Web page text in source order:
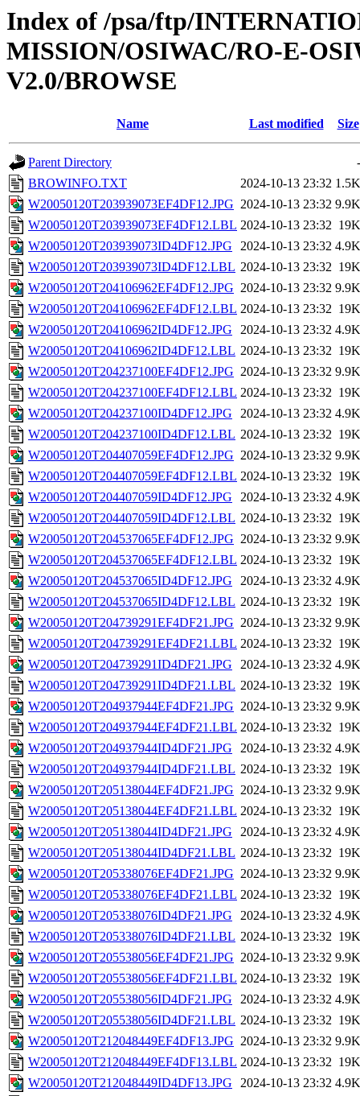
Index of /psa/ftp/
MISSION/OSIWAC/RO-E-
V2.0/BROWSE
Name Last modified Size
Parent Directory
-
BROWINFO.TXT
2024-10-13 23:32 1.5K
W20050120T203939073EF4DF12.JPG 2024-10-13 23:32 9.9K
W20050120T203939073EF4DF12.LBL 2024-10-13 23:32 19K
W20050120T203939073ID4DF12.JPG
2024-10-13 23:32 4.9K
W20050120T203939073ID4DF12.LBL 2024-10-13 23:32 19K
W20050120T204106962EF4DF12.JPG 2024-10-13 23:32 9.9K
W20050120T204106962EF4DF12.LBL 2024-10-13 23:32 19K
W20050120T204106962ID4DF12.JPG
2024-10-13 23:32 4.9K
W20050120T204106962ID4DF12.LBL 2024-10-13 23:32 19K
W20050120T204237100EF4DF12.JPG 2024-10-13 23:32 9.9K
W20050120T204237100EF4DF12.LBL 2024-10-13 23:32 19K
W20050120T204237100ID4DF12.JPG
2024-10-13 23:32 4.9K
W20050120T204237100ID4DF12.LBL 2024-10-13 23:32 19K
W20050120T204407059EF4DF12.JPG 2024-10-13 23:32 9.9K
W20050120T204407059EF4DF12.LBL 2024-10-13 23:32 19K
W20050120T204407059ID4DF12.JPG
2024-10-13 23:32 4.9K
W20050120T204407059ID4DF12.LBL 2024-10-13 23:32 19K
W20050120T204537065EF4DF12.JPG 2024-10-13 23:32 9.9K
W20050120T204537065EF4DF12.LBL 2024-10-13 23:32 19K
W20050120T204537065ID4DF12.JPG
2024-10-13 23:32 4.9K
W20050120T204537065ID4DF12.LBL 2024-10-13 23:32 19K
W20050120T204739291EF4DF21.JPG 2024-10-13 23:32 9.9K
W20050120T204739291EF4DF21.LBL 2024-10-13 23:32 19K
W20050120T204739291ID4DF21.JPG
2024-10-13 23:32 4.9K
W20050120T204739291ID4DF21.LBL 2024-10-13 23:32 19K
W20050120T204937944EF4DF21.JPG 2024-10-13 23:32 9.9K
W20050120T204937944EF4DF21.LBL 2024-10-13 23:32 19K
W20050120T204937944ID4DF21.JPG
2024-10-13 23:32 4.9K
W20050120T204937944ID4DF21.LBL 2024-10-13 23:32 19K
W20050120T205138044EF4DF21.JPG 2024-10-13 23:32 9.9K
W20050120T205138044EF4DF21.LBL 2024-10-13 23:32 19K
W20050120T205138044ID4DF21.JPG
2024-10-13 23:32 4.9K
W20050120T205138044ID4DF21.LBL 2024-10-13 23:32 19K
W20050120T205338076EF4DF21.JPG 2024-10-13 23:32 9.9K
W20050120T205338076EF4DF21.LBL 2024-10-13 23:32 19K
W20050120T205338076ID4DF21.JPG
2024-10-13 23:32 4.9K
W20050120T205338076ID4DF21.LBL 2024-10-13 23:32 19K
W20050120T205538056EF4DF21.JPG 2024-10-13 23:32 9.9K
W20050120T205538056EF4DF21.LBL 2024-10-13 23:32 19K
W20050120T205538056ID4DF21.JPG
2024-10-13 23:32 4.9K
W20050120T205538056ID4DF21.LBL 2024-10-13 23:32 19K
W20050120T212048449EF4DF13.JPG 2024-10-13 23:32 9.9K
W20050120T212048449EF4DF13.LBL 2024-10-13 23:32 19K
W20050120T212048449ID4DF13.JPG
2024-10-13 23:32 4.9K